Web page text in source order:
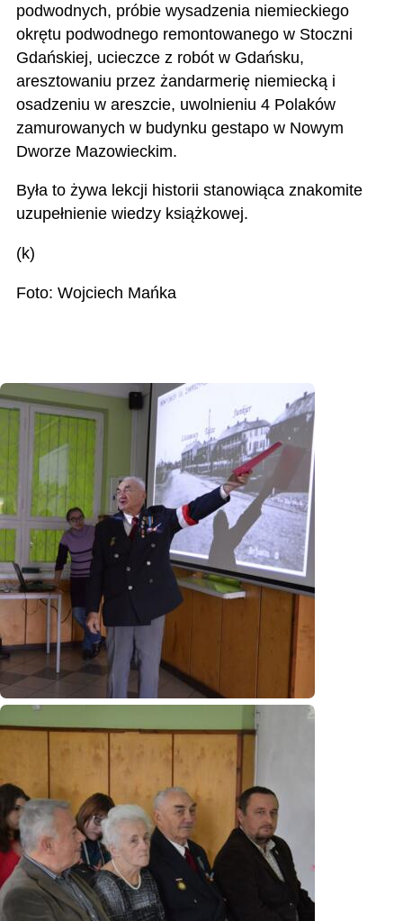
podwodnych, próbie wysadzenia niemieckiego
okrętu podwodnego remontowanego w Stoczni
Gdańskiej, ucieczce z robót w Gdańsku,
aresztowaniu przez żandarmerię niemiecką i
osadzeniu w areszcie, uwolnieniu 4 Polaków
zamurowanych w budynku gestapo w Nowym
Dworze Mazowieckim.
Była to żywa lekcji historii stanowiąca znakomite
uzupełnienie wiedzy książkowej.
(k)
Foto: Wojciech Mańka